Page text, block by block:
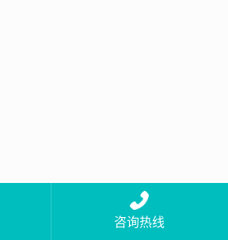
咨询热线